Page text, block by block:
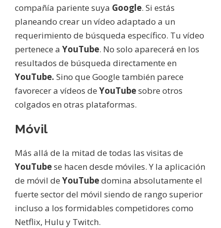
compañía pariente suya Google. Si estás
planeando crear un vídeo adaptado a un
requerimiento de búsqueda específico. Tu vídeo
pertenece a YouTube. No solo aparecerá en los
resultados de búsqueda directamente en
YouTube. Sino que Google también parece
favorecer a vídeos de YouTubesobre otros
colgados en otras plataformas.
Móvil
Más allá de la mitad de todas las visitas de
YouTubese hacen desde móviles. Y la aplicación
de móvil de YouTubedomina absolutamente el
fuerte sector del móvil siendo de rango superior
incluso a los formidables competidores como
Netflix, Hulu y Twitch.